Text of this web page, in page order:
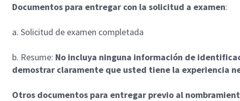
Documentos para entregar con la solicitud a examen:
a. Solicitud de examen completada
b. Resume: No incluya ninguna información de
demostrar claramente que usted tiene la experiencia
Otros documentos para entregar previo al